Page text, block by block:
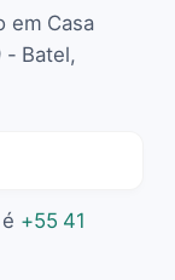
em Casa
- Batel,
+55 41